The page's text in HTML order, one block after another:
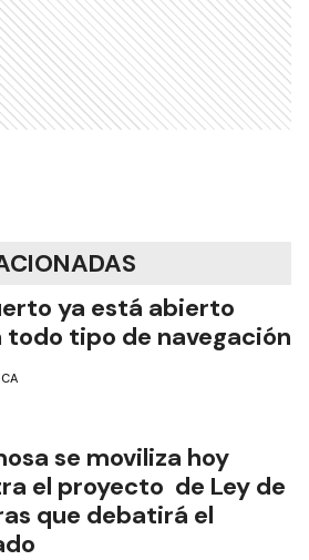
ya está abierto
todo tipo de navegación
se moviliza hoy
el proyecto de Ley de
que debatirá el